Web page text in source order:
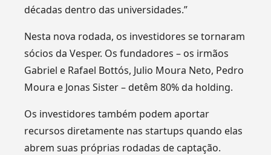
décadas dentro das universidades.”
Nesta nova rodada, os investidores se tornaram
sócios da Vesper. Os fundadores – os irmãos
Gabriel e Rafael Bottós, Julio Moura Neto, Pedro
Moura e Jonas Sister – detêm 80% da holding.
Os investidores também podem aportar
recursos diretamente nas startups quando elas
abrem suas próprias rodadas de captação.